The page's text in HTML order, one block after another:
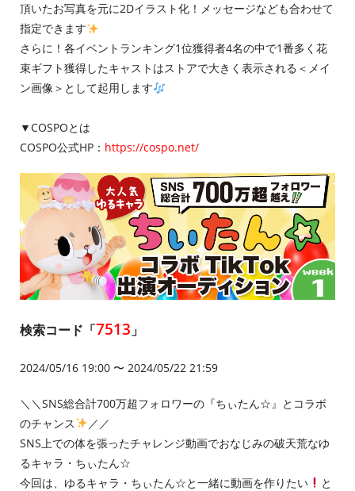
頂いたお写真を元に2Dイラスト化！メッセージなども合わせて
指定できます
さらに！各イベントランキング1位獲得者4名の中で1番多く花
束ギフト獲得したキャストはストアで大きく表示される＜メイ
ン画像＞として起用します
▼COSPOとは
COSPO公式HP： https://cospo.net/
検索コード「7513 」
2024/05/16 19:00 〜 2024/05/22 21:59
＼＼SNS総合計700万超フォロワーの『ちぃたん☆』とコラボ
のチャンス
／／
SNS上での体を張ったチャレンジ動画でおなじみの破天荒なゆ
るキャラ・ちぃたん☆
今回は、ゆるキャラ・ちぃたん☆と一緒に動画を作りたい
と